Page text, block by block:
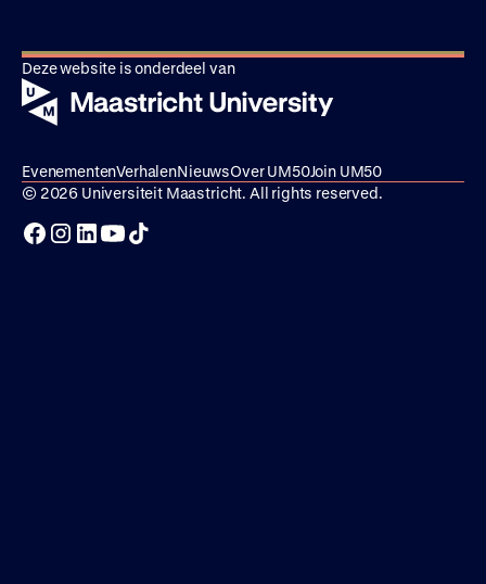
Deze website is onderdeel van
EvenementenVerhalenNieuwsOver UM50Join UM50
© 2026 Universiteit Maastricht. All rights reserved.